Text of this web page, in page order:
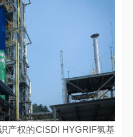
权的CISDI HYGRIF氢基